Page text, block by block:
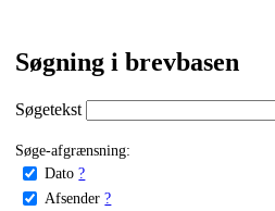
Søgning i brevbasen
Søgetekst
Søge-afgrænsning:
Dato ?
Afsender ?